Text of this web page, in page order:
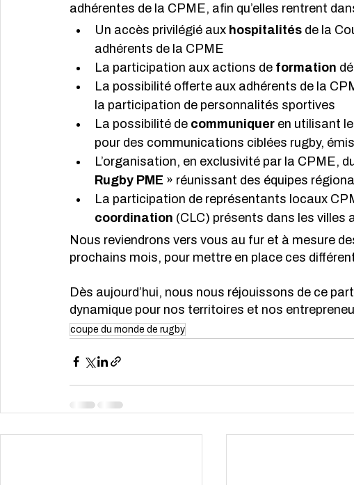
adhérentes de la CPME, afin qu’elles rentrent
Un accès privilégié aux hospitalités de la
adhérents de la CPME
La participation aux actions de formation
La possibilité offerte aux adhérents de la
la participation de personnalités sportives
La possibilité de communiquer en utilisant
pour des communications ciblées rugby,
L’organisation, en exclusivité par la CPME,
Rugby PME » réunissant des équipes
La participation de représentants locaux
coordination (CLC) présents dans les villes
Nous reviendrons vers vous au fur et à mesure
prochains mois, pour mettre en place ces
Dès aujourd’hui, nous nous réjouissons de ce
dynamique pour nos territoires et nos
coupe du monde de rugby